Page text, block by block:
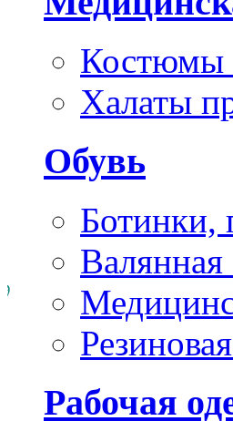
Костюмы
Халаты
Обувь
Ботинки,
Валянная
Рабочая